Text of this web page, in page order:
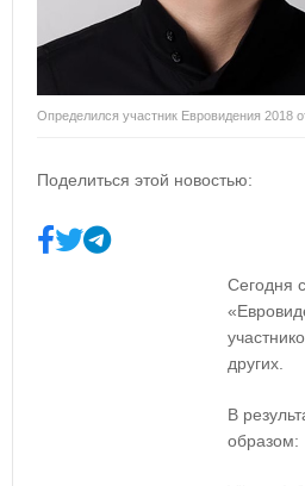
Определился участник Евровидения 2018
Поделиться этой новостью:
Сегодня
других.
В
образом: